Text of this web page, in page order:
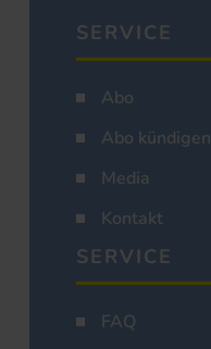
SERVICE
Abo
Abo kündigen
Media
Kontakt
SERVICE
FAQ